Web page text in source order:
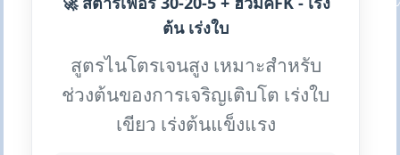
ต้น เร่งใบ
สูตรไนโตรเจนสูง เหมาะสำหรับ
ช่วงต้นของการเจริญเติบโต เร่งใบ
เขียว เร่งต้นแข็งแรง